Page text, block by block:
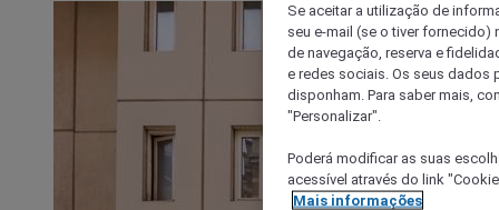
Se aceitar a utilização de
seu e-mail (se o tiver
de navegação, reserva e
e redes sociais. Os seus dados
disponham. Para saber mais,
"Personalizar".
Poderá modificar as suas
acessível através do link
Mais informações